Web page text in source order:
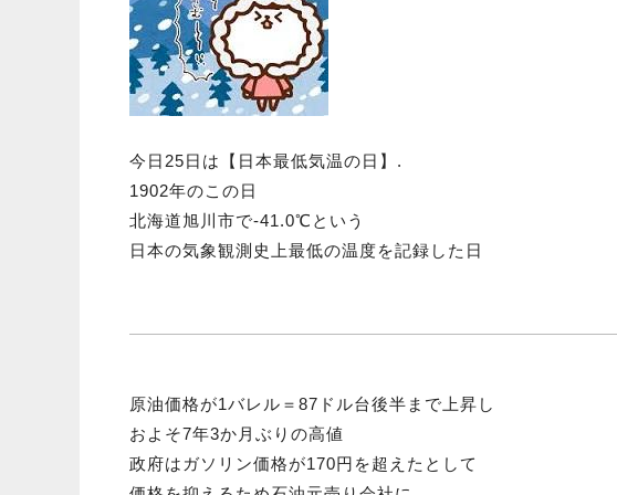
今日25日は【日本最低気温の日】.
1902年のこの日
北海道旭川市で-41.0℃という
日本の気象観測史上最低の温度を記録した日
原油価格が1バレル＝87ドル台後半まで上昇し
およそ7年3か月ぶりの高値
政府はガソリン価格が170円を超えたとして